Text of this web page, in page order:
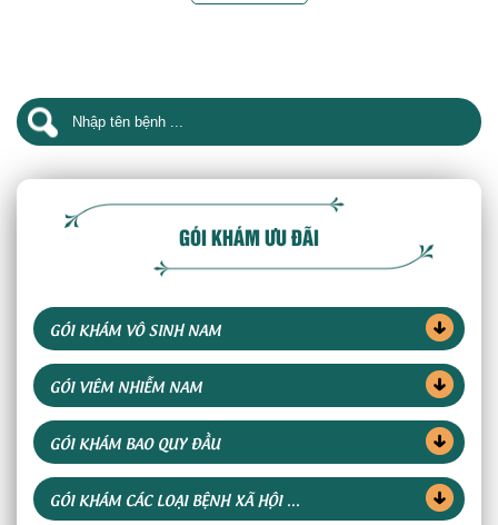
GÓI KHÁM ƯU ĐÃI
GÓI KHÁM VÔ SINH NAM
GÓI VIÊM NHIỄM NAM
GÓI KHÁM BAO QUY ĐẦU
GÓI KHÁM CÁC LOẠI BỆNH XÃ HỘI ...